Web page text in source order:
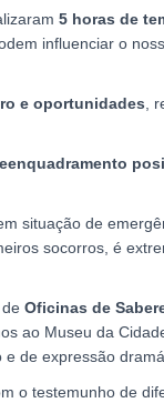
5 horas de
influenciar o
e oportunidades ,
situação de
socorros, é
deOficinas de
ao Museu da
de expressão
o testemunho de